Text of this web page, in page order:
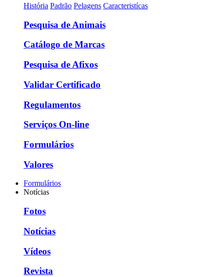
História Padrão Pelagens Caracteristícas
Pesquisa de Animais
Catálogo de Marcas
Pesquisa de Afixos
Validar Certificado
Regulamentos
Serviços On-line
Formulários
Valores
Formulários
Notícias
Fotos
Notícias
Vídeos
Revista